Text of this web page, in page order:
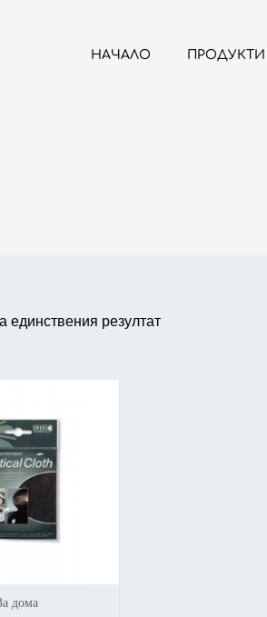
НАЧАЛО ПРОДУКТИ
единствения резултат
дома